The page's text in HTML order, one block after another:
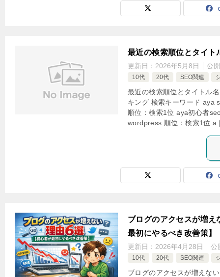
最近の検索順位とタイト
更新日： 2026年5月8日 公
10代 20代 SEO関連
最近の検索順位とタイトル
キング 検索キーワード aya
順位：検索1位 aya初心者
wordpress 順位：検索1位
ブログのアクセスが増え
最初にやるべき改善策】
更新日： 2026年4月28日 公
10代 20代 SEO関連
ブログのアクセスが増えな